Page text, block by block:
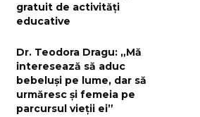
gratuit de activități
educative
Dr. Teodora Dragu: „Mă
interesează să aduc
bebeluși pe lume, dar să
urmăresc și femeia pe
parcursul vieții ei”